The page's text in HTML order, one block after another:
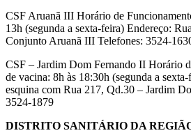
CSF Aruanã III Horário de
13h (segunda a sexta-feira) Endereço:
Conjunto Aruanã III Telefones: 3524-
CSF – Jardim Dom Fernando II Horário
de vacina: 8h às 18:30h (segunda a
esquina com Rua 217, Qd.30 – Jardim
3524-1879
DISTRITO SANITÁRIO DA